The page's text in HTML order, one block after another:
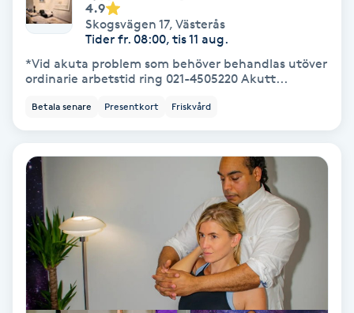
Fransk manikyr
Fransrengöring
Frekvensterapi
Friskvård
Friskvårdsmassage
Frisör
Funktionsanalys
4.9
Skogsvägen 17, Västerås
Tider fr. 08:00, tis 11 aug.
*Vid akuta problem som behöver behandlas utöver
ordinarie arbetstid ring 021-4505220 Akutt...
Betala senare Presentkort Friskvård